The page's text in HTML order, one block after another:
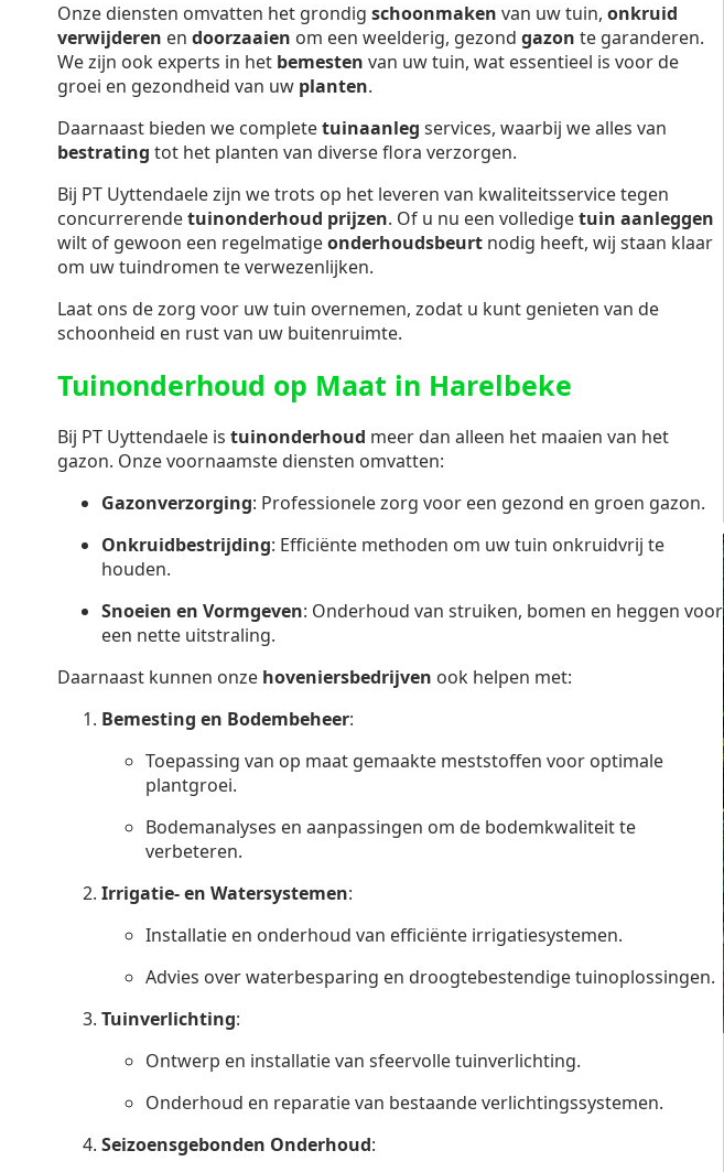
Onze diensten omvatten het grondig schoonmaken van uw tuin, onkruid
verwijderen en doorzaaien om een weelderig, gezond gazon te garanderen.
We zijn ook experts in het bemesten van uw tuin, wat essentieel is voor de
groei en gezondheid van uw planten.
Daarnaast bieden we completetuinaanleg services, waarbij we alles van
bestrating tot het planten van diverse flora verzorgen.
Bij PT Uyttendaele zijn we trots op het leveren van kwaliteitsservice tegen
concurrerendetuinonderhoud prijzen. Of u nu een volledigetuin aanleggen
wilt of gewoon een regelmatigeonderhoudsbeurt nodig heeft, wij staan klaar
om uw tuindromen te verwezenlijken.
Laat ons de zorg voor uw tuin overnemen, zodat u kunt genieten van de
schoonheid en rust van uw buitenruimte.
Tuinonderhoud op Maat in Harelbeke
Bij PT Uyttendaele is tuinonderhoud meer dan alleen het maaien van het
gazon. Onze voornaamste diensten omvatten:
Gazonverzorging: Professionele zorg voor een gezond en groen gazon.
Onkruidbestrijding: Efficiënte methoden om uw tuin onkruidvrij te
houden.
Snoeien en Vormgeven: Onderhoud van struiken, bomen en heggen voor
een nette uitstraling.
Daarnaast kunnen onze hoveniersbedrijven ook helpen met:
Bemesting en Bodembeheer:
Toepassing van op maat gemaakte meststoffen voor optimale
plantgroei.
Bodemanalyses en aanpassingen om de bodemkwaliteit te
verbeteren.
Irrigatie- en Watersystemen:
Installatie en onderhoud van efficiënte irrigatiesystemen.
Advies over waterbesparing en droogtebestendige tuinoplossingen.
Tuinverlichting:
Ontwerp en installatie van sfeervolle tuinverlichting.
Onderhoud en reparatie van bestaande verlichtingssystemen.
Seizoensgebonden Onderhoud: